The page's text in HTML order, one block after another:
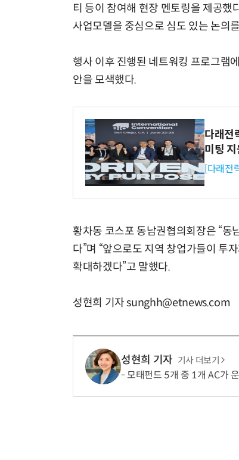
티 등이 참여해 현장 멘토링을 제공
사업모델을 중심으로 심도 있는 논의
행사 이후 진행된 네트워킹 프로그램
안을 모색했다.
다래전
미팅
[다래전
황차동 코스포 동남권협의회장은 “동
다”며 “앞으로도 지역 창업가들이 투
확대하겠다”고 말했다.
성현희 기자 sunghh@etnews.com
성현희 기자 기사 더보기
모태펀드 5개 중 1개 AC가